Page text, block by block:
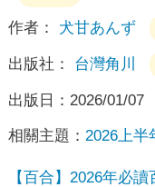
作者： 犬甘あんず
出版社： 台灣角川
出版日： 2026/01/07
相關主題： 2026上半
【百合】2026年必